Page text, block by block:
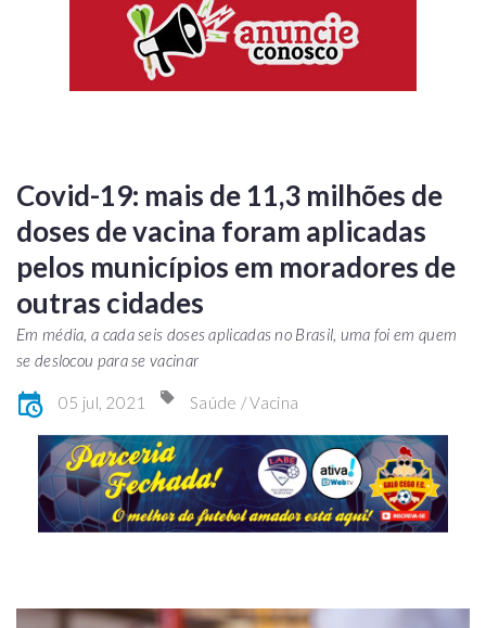
Covid-19: mais de 11,3 milhões de
doses de vacina foram aplicadas
pelos municípios em moradores de
outras cidades
Em média, a cada seis doses aplicadas no Brasil, uma foi em quem
se deslocou para se vacinar
05 jul, 2021 Saúde / Vacina